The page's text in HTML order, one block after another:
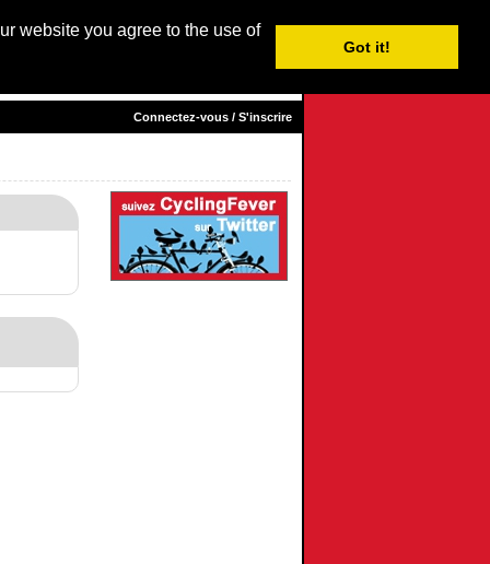
website you agree to the use of
Got it!
Login / Subscribe
Connectez-vous / S'inscrire